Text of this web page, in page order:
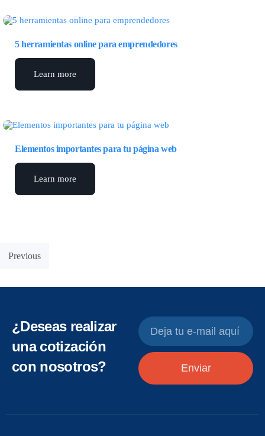
5 herramientas online para emprendedores
Learn more
Elementos importantes para tu página web
Learn more
Previous
¿Deseas realizar
una cotización
con nosotros?
Enviar